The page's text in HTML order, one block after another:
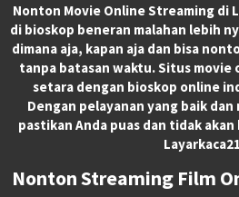
Nonton Movie Online Streaming di
di bioskop beneran malahan lebih
dimana aja, kapan aja dan bisa
tanpa batasan waktu. Situs movie
setara dengan bioskop online
Dengan pelayanan yang baik
pastikan Anda puas dan tidak
Nonton Streaming Film